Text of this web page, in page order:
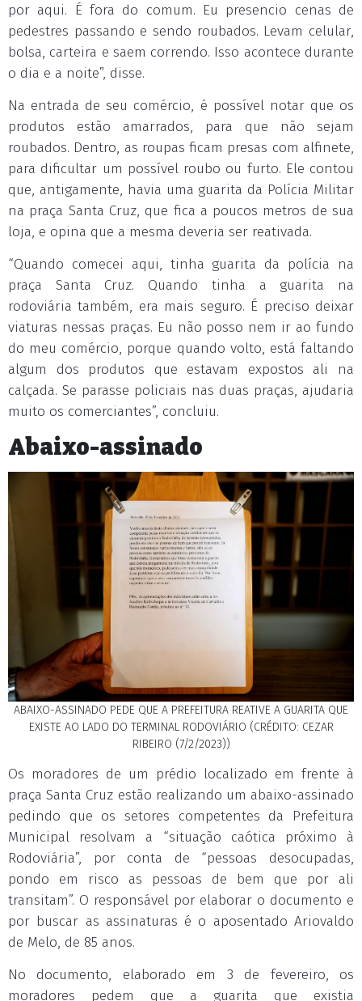
por aqui. É fora do comum. Eu presencio cenas de
pedestres passando e sendo roubados. Levam celular,
bolsa, carteira e saem correndo. Isso acontece durante
o dia e a noite”, disse.
Na entrada de seu comércio, é possível notar que os
produtos estão amarrados, para que não sejam
roubados. Dentro, as roupas ficam presas com alfinete,
para dificultar um possível roubo ou furto. Ele contou
que, antigamente, havia uma guarita da Polícia Militar
na praça Santa Cruz, que fica a poucos metros de sua
loja, e opina que a mesma deveria ser reativada.
“Quando comecei aqui, tinha guarita da polícia na
praça Santa Cruz. Quando tinha a guarita na
rodoviária também, era mais seguro. É preciso deixar
viaturas nessas praças. Eu não posso nem ir ao fundo
do meu comércio, porque quando volto, está faltando
algum dos produtos que estavam expostos ali na
calçada. Se parasse policiais nas duas praças, ajudaria
muito os comerciantes”, concluiu.
Abaixo-assinado
ABAIXO-ASSINADO PEDE QUE A PREFEITURA REATIVE A GUARITA QUE
EXISTE AO LADO DO TERMINAL RODOVIÁRIO (CRÉDITO: CEZAR
RIBEIRO (7/2/2023))
Os moradores de um prédio localizado em frente à
praça Santa Cruz estão realizando um abaixo-assinado
pedindo que os setores competentes da Prefeitura
Municipal resolvam a “situação caótica próximo à
Rodoviária”, por conta de “pessoas desocupadas,
pondo em risco as pessoas de bem que por ali
transitam”. O responsável por elaborar o documento e
por buscar as assinaturas é o aposentado Ariovaldo
de Melo, de 85 anos.
No documento, elaborado em 3 de fevereiro, os
moradores pedem que a guarita que existia